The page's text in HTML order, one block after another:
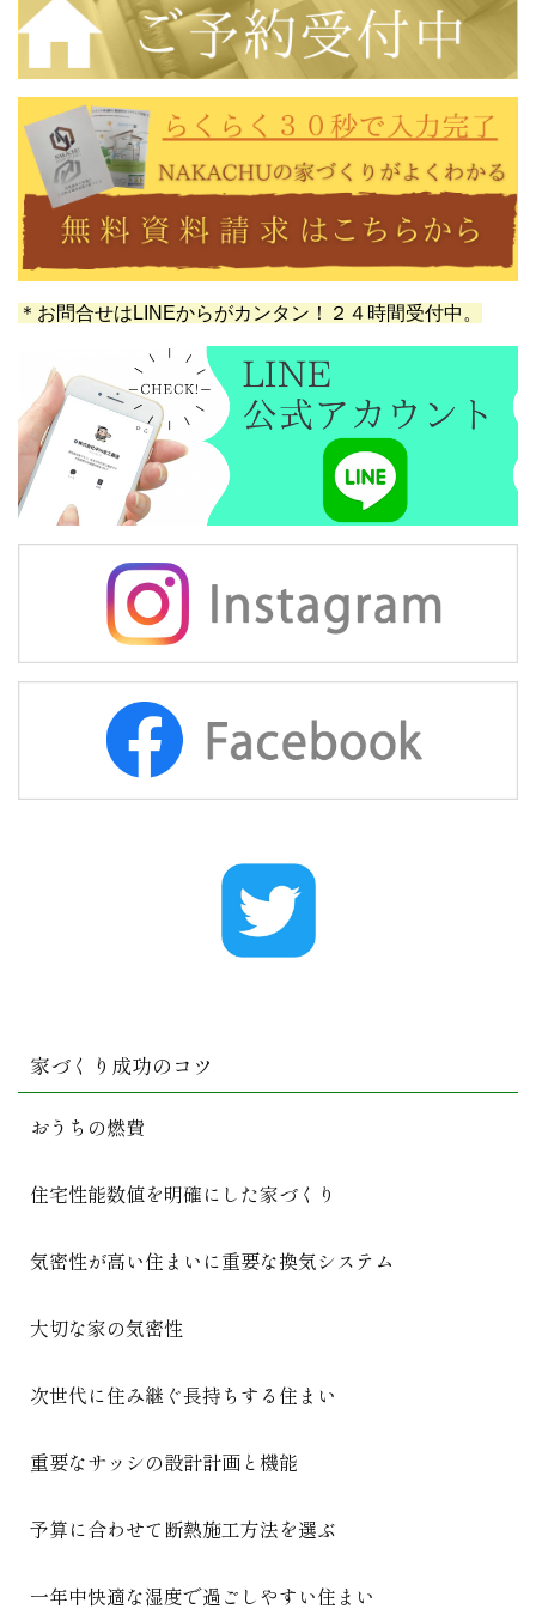
＊お問合せはLINEからがカンタン！２４時間受付中。
家づくり成功のコツ
おうちの燃費
住宅性能数値を明確にした家づくり
気密性が高い住まいに重要な換気システム
大切な家の気密性
次世代に住み継ぐ長持ちする住まい
重要なサッシの設計計画と機能
予算に合わせて断熱施工方法を選ぶ
一年中快適な湿度で過ごしやすい住まい